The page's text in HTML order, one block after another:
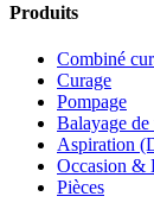
Produits
Combiné
Curage
Pompage
Balayage
Aspiration
Occasion &
Pièces